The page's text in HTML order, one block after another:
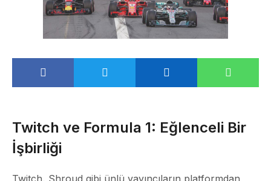
Twitch ve Formula 1: Eğlenceli Bir
İşbirliği
Twitch, Shroud gibi ünlü yayıncıların platformdan